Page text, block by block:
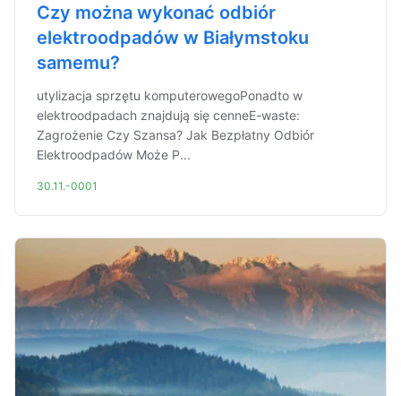
Czy można wykonać odbiór
elektroodpadów w Białymstoku
samemu?
utylizacja sprzętu komputerowegoPonadto w
elektroodpadach znajdują się cenneE-waste:
Zagrożenie Czy Szansa? Jak Bezpłatny Odbiór
Elektroodpadów Może P...
30.11.-0001